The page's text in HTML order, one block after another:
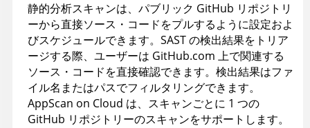
静的分析スキャンは、パブリック GitHub リポジトリ
ーから直接ソース・コードをプルするように設定およ
びスケジュールできます。SAST の検出結果をトリア
ージする際、ユーザーは GitHub.com 上で関連する
ソース・コードを直接確認できます。検出結果はファ
イル名またはパスでフィルタリングできます。
AppScan on Cloud は、スキャンごとに 1 つの
GitHub リポジトリーのスキャンをサポートします。